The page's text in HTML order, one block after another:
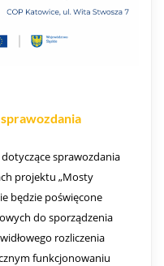
sprawozdania
projektu „Mosty
będzie poświęcone
do sporządzenia
rozliczenia
funkcjonowaniu